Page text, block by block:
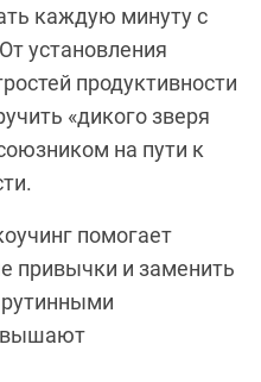
каждую минуту с
установления
продуктивности
«дикого зверя
на пути к
помогает
привычки и заменить